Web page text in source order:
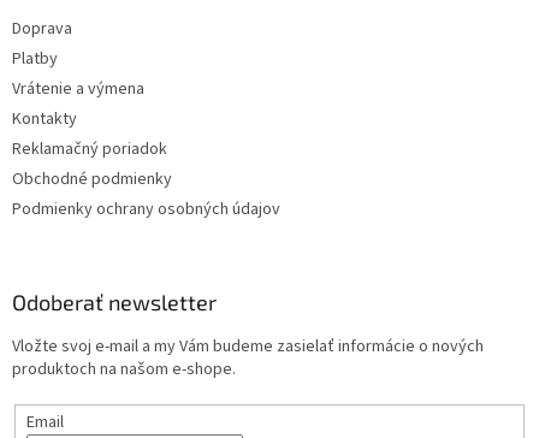
Doprava
Platby
Vrátenie a výmena
Kontakty
Reklamačný poriadok
Obchodné podmienky
Podmienky ochrany osobných údajov
Odoberať newsletter
Vložte svoj e-mail a my Vám budeme zasielať informácie o nových
produktoch na našom e-shope.
Email